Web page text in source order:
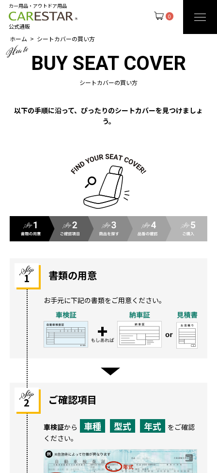
0
カー用品・アウトドア用品
公式通販
ホーム シートカバーの買い方
BUY SEAT COVER
シートカバーの買い方
以下の手順に沿って、ぴったりのシートカバーを見つけましょ
う。
1 書類の用意
お手元に下記の書類をご用意ください。
2 ご確認項目
車検証から 車種 型式 年式
をご確認
ください。